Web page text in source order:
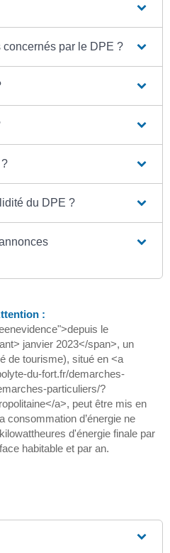
par le DPE ?
du DPE ?
:
le
janvier 2023</span>, un
de tourisme), situé en <a
du-fort.fr/demarches-
particuliers/?
a>, peut être mis en
consommation d’énergie ne
d'énergie finale par
habitable et par an.